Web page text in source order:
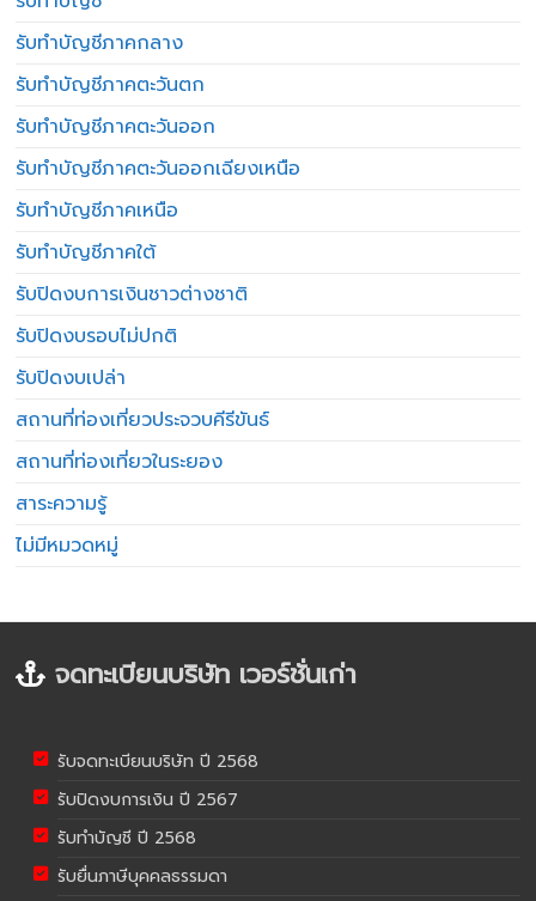
รับทำบัญชีภาคกลาง
รับทำบัญชีภาคตะวันตก
รับทำบัญชีภาคตะวันออก
รับทำบัญชีภาคตะวันออกเฉียงเหนือ
รับทำบัญชีภาคเหนือ
รับทำบัญชีภาคใต้
รับปิดงบการเงินชาวต่างชาติ
รับปิดงบรอบไม่ปกติ
รับปิดงบเปล่า
สถานที่ท่องเที่ยวประจวบคีรีขันธ์
สถานที่ท่องเที่ยวในระยอง
สาระความรู้
ไม่มีหมวดหมู่
จดทะเบียนบริษัท เวอร์ชั่นเก่า
รับจดทะเบียนบริษัท ปี 2568
รับปิดงบการเงิน ปี 2567
รับทำบัญชี ปี 2568
รับยื่นภาษีบุคคลธรรมดา